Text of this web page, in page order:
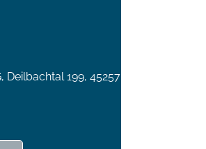
Deilbachtal 199, 45257